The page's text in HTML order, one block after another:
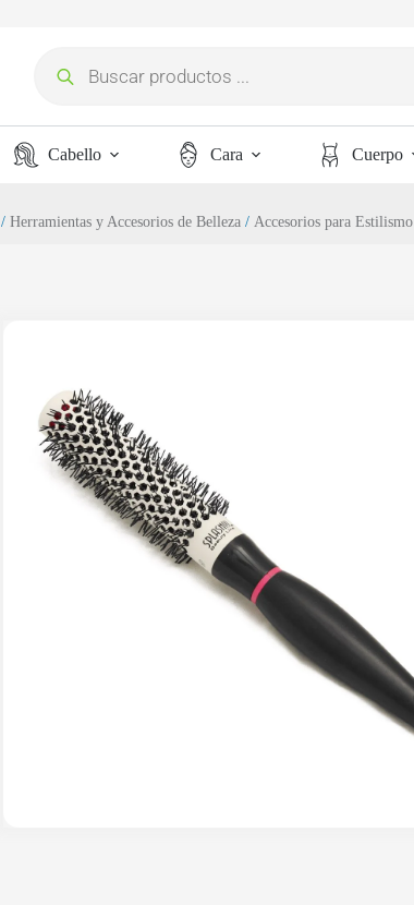
Cabello Cara Cuerpo
/Herramientas y Accesorios de Belleza /Accesorios para Estilismo